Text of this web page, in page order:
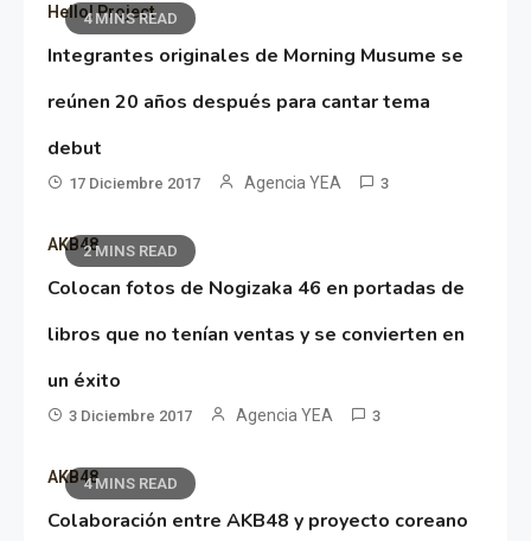
4 MINS READ
Hello! Project
Integrantes originales de Morning Musume se
reúnen 20 años después para cantar tema
debut
17 Diciembre 2017 Agencia YEA 3
2 MINS READ
AKB48
Colocan fotos de Nogizaka 46 en portadas de
libros que no tenían ventas y se convierten en
un éxito
3 Diciembre 2017 Agencia YEA 3
4 MINS READ
AKB48
Colaboración entre AKB48 y proyecto coreano